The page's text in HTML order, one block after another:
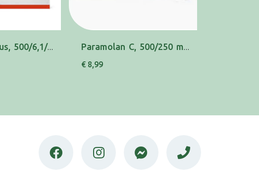
Panadol Gripus, 500/6,1/100 mg x 16 cáps Paramolan C, 500/250 mg x 20 pó sol oral saq
€ 8,99